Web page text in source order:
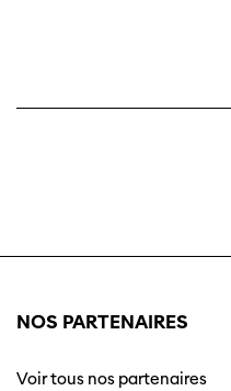
NOS PARTENAIRES
Voir tous nos partenaires